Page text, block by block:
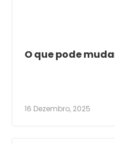
O que pode
16 Dezembro, 2025